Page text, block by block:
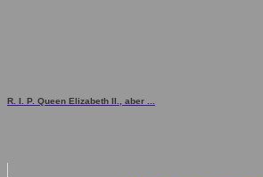
R. I. P. Queen Elizabeth II., aber ...